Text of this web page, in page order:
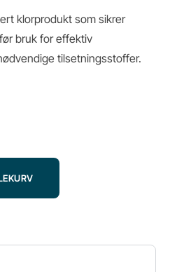
klorprodukt som sikrer
bruk for effektiv
tilsetningsstoffer.